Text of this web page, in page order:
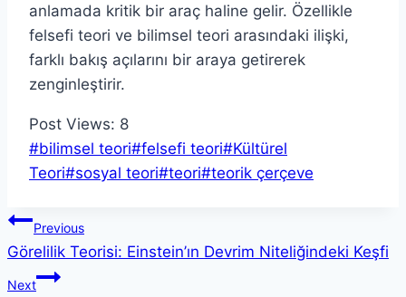
anlamada kritik bir araç haline gelir. Özellikle
felsefi teori ve bilimsel teori arasındaki ilişki,
farklı bakış açılarını bir araya getirerek
zenginleştirir.
Post Views: 8
Post
Tags:
#bilimsel teori#felsefi teori#Kültürel
Teori#sosyal teori#teori#teorik çerçeve
Yazı
gezinmesi
Previous
Görelilik Teorisi: Einstein’ın Devrim Niteliğindeki Keşfi
Next